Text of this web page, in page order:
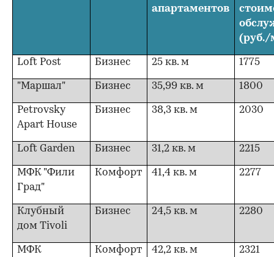
апартаментов
(руб./
Loft Post Бизнес 25 кв. м 1775
"Маршал" Бизнес 35,99 кв. м 1800
Petrovsky
Apart House
Бизнес 38,3 кв. м 2030
Loft Garden Бизнес 31,2 кв. м 2215
МФК "Фили
Град"
Комфорт 41,4 кв. м 2277
Клубный
дом Tivoli
Бизнес 24,5 кв. м 2280
МФК
Комфорт 42,2 кв. м 2321